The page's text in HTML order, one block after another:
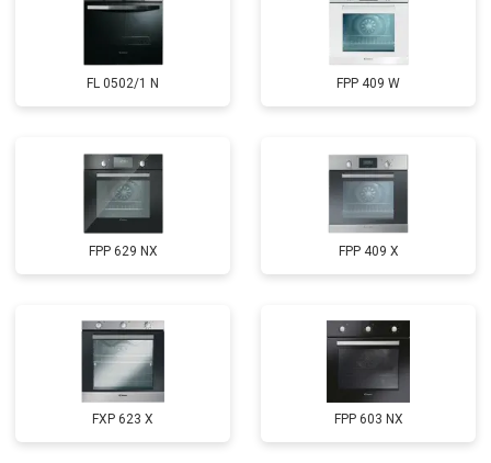
FL 0502/1 N FPP 409 W
FPP 629 NX FPP 409 X
FXP 623 X FPP 603 NX